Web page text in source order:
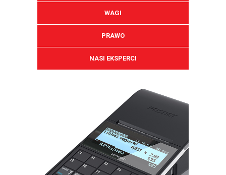
WAGI
PRAWO
NASI EKSPERCI